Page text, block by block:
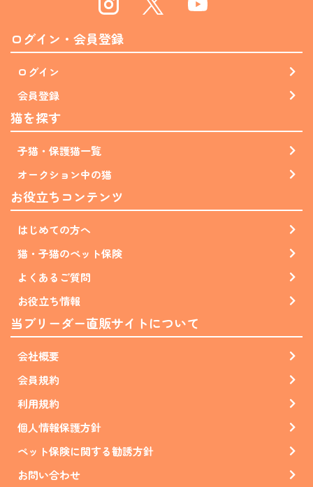
Instagram Twitter Youtube
ログイン・会員登録
ログイン
会員登録
猫を探す
子猫・保護猫一覧
オークション中の猫
お役立ちコンテンツ
はじめての方へ
猫・子猫のペット保険
よくあるご質問
お役立ち情報
当ブリーダー直販サイトについて
会社概要
会員規約
利用規約
個人情報保護方針
ペット保険に関する勧誘方針
お問い合わせ